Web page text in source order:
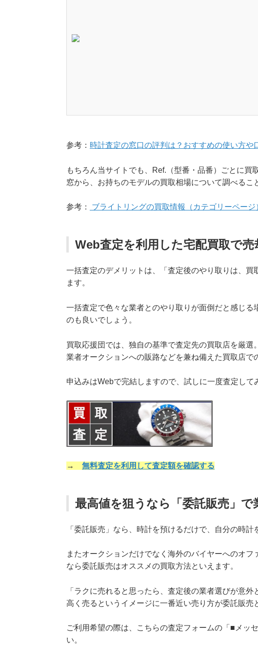
参考： 時計査定の窓口の評判は？おすすめの使い方や
もちろん当サイトでも、Ref.（型番・品番）ごとに
窓から、お持ちのモデルの買取相場について調べるこ
参考： ブライトリングの買取情報（カテゴリーページ
Web査定を利用した宅配買取で売
一括査定のデメリットは、「査定後のやり取りは、
ます。
一括査定で色々な業者とのやり取りが面倒だと感じ
のも良いでしょう。
買取応援団では、独自の基準で査定先の買取店を厳
業者オークションへの販路などを兼ね備えた買取店で
申込みはWebで完結しますので、試しに一度査定して
→ 無料査定を利用して査定額を確認する
最高値を狙うなら「委託販売」
「委託販売」なら、時計を預けるだけで、自分の時
またオークションだけでなく海外のバイヤーへのオ
なら委託販売はオススメの買取方法といえます。
「ラクに売れると思ったら、査定後の業者選びが意
高く売るというイメージに一番近い売り方が委託販売
ご利用希望の際は、こちらの査定フォームの「■メッ
い。